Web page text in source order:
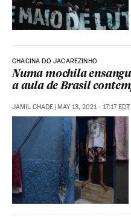
CHACINA DO JACAREZINHO
Numa mochila
a aula de Brasil
JAMIL CHADE | MAY 13, 2021 - 17:17EDT